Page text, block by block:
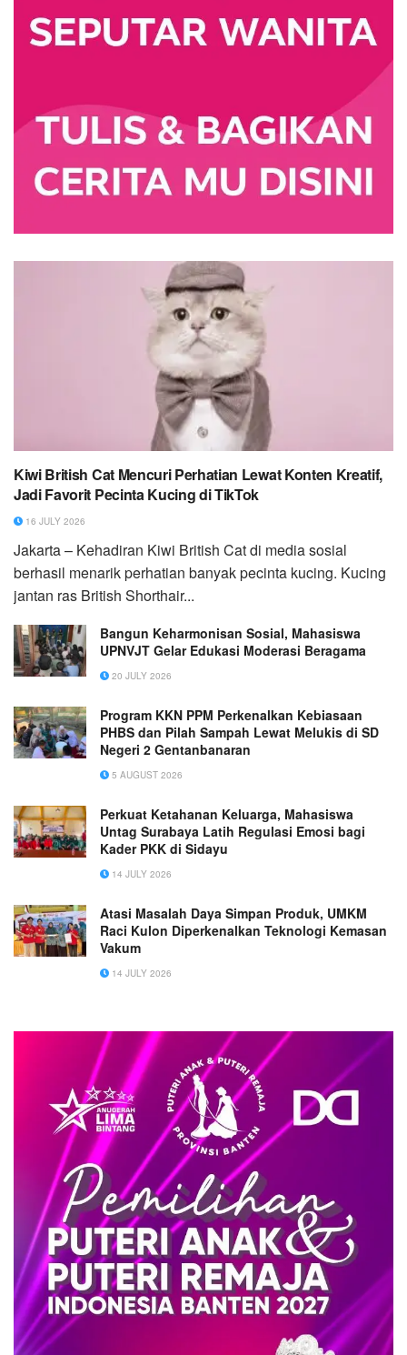
Kiwi British Cat Mencuri Perhatian Lewat Konten Kreatif,
Jadi Favorit Pecinta Kucing di TikTok
16 JULY 2026
Jakarta – Kehadiran Kiwi British Cat di media sosial
berhasil menarik perhatian banyak pecinta kucing. Kucing
jantan ras British Shorthair...
Bangun Keharmonisan Sosial, Mahasiswa
UPNVJT Gelar Edukasi Moderasi Beragama
20 JULY 2026
Program KKN PPM Perkenalkan Kebiasaan
PHBS dan Pilah Sampah Lewat Melukis di SD
Negeri 2 Gentanbanaran
5 AUGUST 2026
Perkuat Ketahanan Keluarga, Mahasiswa
Untag Surabaya Latih Regulasi Emosi bagi
Kader PKK di Sidayu
14 JULY 2026
Atasi Masalah Daya Simpan Produk, UMKM
Raci Kulon Diperkenalkan Teknologi Kemasan
Vakum
14 JULY 2026